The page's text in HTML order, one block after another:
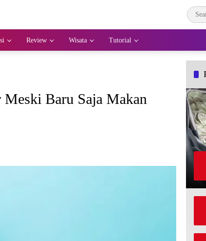
Review Wisata Tutorial
Meski Baru Saja Makan